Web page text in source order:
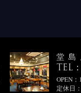
堂島
TEL
OPEN
定休日